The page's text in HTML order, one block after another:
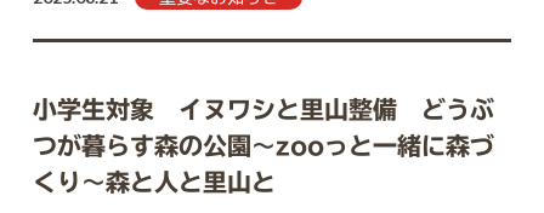
小学生対象 イヌワシと里山整備 どうぶ
つが暮らす森の公園～zooっと一緒に森づ
くり～森と人と里山と